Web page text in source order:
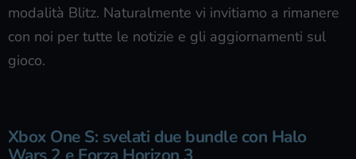
modalità Blitz. Naturalmente vi invitiamo a rimanere
con noi per tutte le notizie e gli aggiornamenti sul
gioco.
Xbox One S: svelati due bundle con Halo